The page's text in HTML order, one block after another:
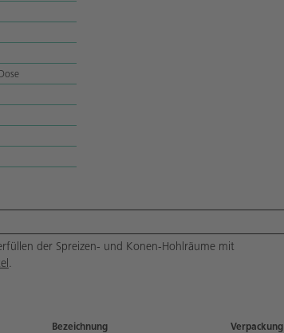
der Spreizen- und Konen-Hohlräume mit
.
Bezeichnung Verpackung